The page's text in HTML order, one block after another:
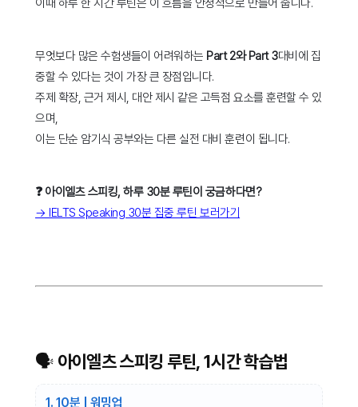
이때 하루 한 시간 루틴은 이 흐름을 안정적으로 만들어 줍니다.
무엇보다 많은 수험생들이 어려워하는 Part 2와 Part 3대비에 집
중할 수 있다는 것이 가장 큰 장점입니다.
주제 확장, 근거 제시, 대안 제시 같은 고득점 요소를 훈련할 수 있
으며,
이는 단순 암기식 공부와는 다른 실전 대비 훈련이 됩니다.
❓ 아이엘츠 스피킹, 하루 30분 루틴이 궁금하다면?
→ IELTS Speaking 30분 집중 루틴 보러가기
🗣️ 아이엘츠 스피킹 루틴, 1시간 학습법
1. 10분 | 워밍업